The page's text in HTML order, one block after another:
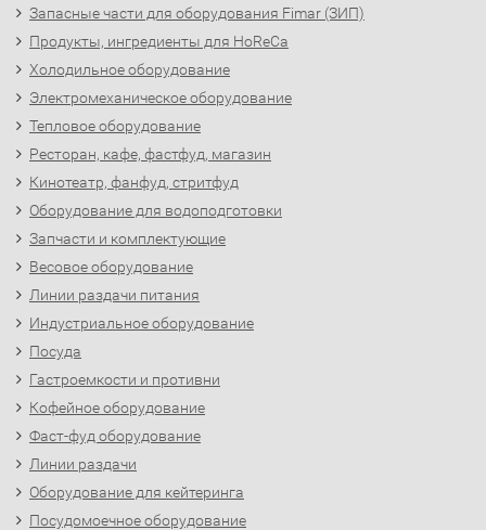
Запасные части для оборудования Fimar (ЗИП)
Продукты, ингредиенты для HoReCa
Холодильное оборудование
Электромеханическое оборудование
Тепловое оборудование
Ресторан, кафе, фастфуд, магазин
Кинотеатр, фанфуд, стритфуд
Оборудование для водоподготовки
Запчасти и комплектующие
Весовое оборудование
Линии раздачи питания
Индустриальное оборудование
Посуда
Гастроемкости и противни
Кофейное оборудование
Фаст-фуд оборудование
Линии раздачи
Оборудование для кейтеринга
Посудомоечное оборудование